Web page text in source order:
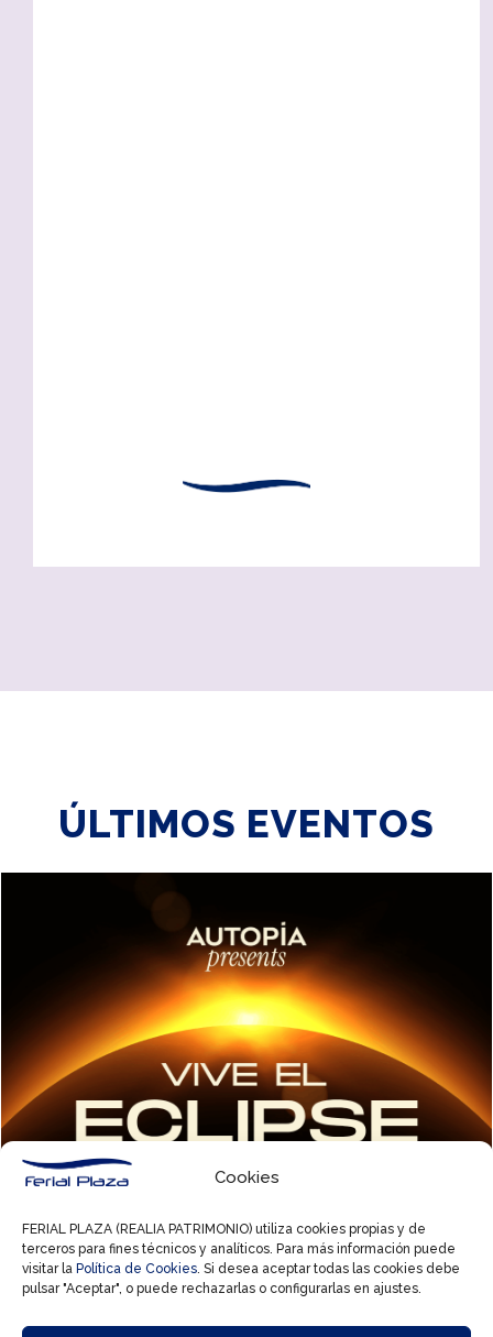
Cookies
FERIAL PLAZA (REALIA PATRIMONIO) utiliza cookies propias y de
terceros para fines técnicos y analíticos. Para más información puede
visitar la Política de Cookies. Si desea aceptar todas las cookies debe
pulsar "Aceptar", o puede rechazarlas o configurarlas en ajustes.
ÚLTIMOS EVENTOS
21 Jul, 2026
Vive el eclipse de otra manera con Autopía